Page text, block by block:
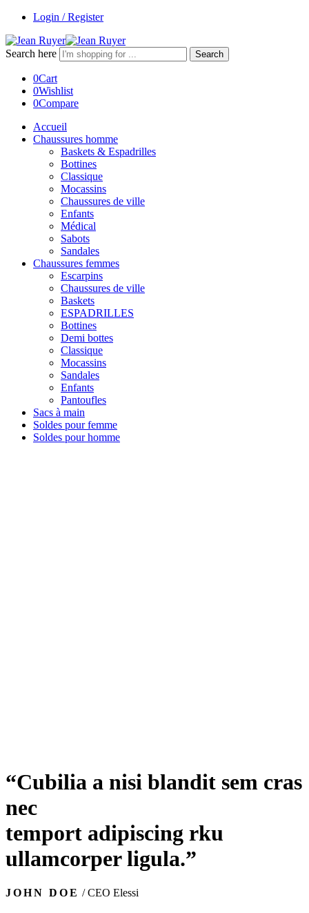
Login / Register
Search here Search
0Cart
0Wishlist
0Compare
Accueil
Chaussures homme
Baskets & Espadrilles
Bottines
Classique
Mocassins
Chaussures de ville
Enfants
Médical
Sabots
Sandales
Chaussures femmes
Escarpins
Chaussures de ville
Baskets
ESPADRILLES
Bottines
Demi bottes
Classique
Mocassins
Sandales
Enfants
Pantoufles
Sacs à main
Soldes pour femme
Soldes pour homme
“Cubilia a nisi blandit sem cras
nec
temport adipiscing rku
ullamcorper ligula.”
JOHN DOE / CEO Elessi